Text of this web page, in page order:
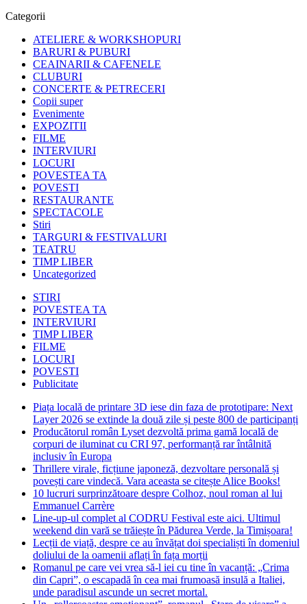
Categorii
ATELIERE & WORKSHOPURI
BARURI & PUBURI
CEAINARII & CAFENELE
CLUBURI
CONCERTE & PETRECERI
Copii super
Evenimente
EXPOZITII
FILME
INTERVIURI
LOCURI
POVESTEA TA
POVESTI
RESTAURANTE
SPECTACOLE
Stiri
TARGURI & FESTIVALURI
TEATRU
TIMP LIBER
Uncategorized
STIRI
POVESTEA TA
INTERVIURI
TIMP LIBER
FILME
LOCURI
POVESTI
Publicitate
Piața locală de printare 3D iese din faza de prototipare: Next
Layer 2026 se extinde la două zile și peste 800 de participanți
Producătorul român Lyset dezvoltă prima gamă locală de
corpuri de iluminat cu CRI 97, performanță rar întâlnită
inclusiv în Europa
Thrillere virale, ficțiune japoneză, dezvoltare personală și
povești care vindecă. Vara aceasta se citește Alice Books!
10 lucruri surprinzătoare despre Colhoz, noul roman al lui
Emmanuel Carrère
Line-up-ul complet al CODRU Festival este aici. Ultimul
weekend din vară se trăiește în Pădurea Verde, la Timișoara!
Lecții de viață, despre ce au învățat doi specialiști în domeniul
doliului de la oamenii aflați în fața morții
Romanul pe care vei vrea să-l iei cu tine în vacanță: „Crima
din Capri”, o escapadă în cea mai frumoasă insulă a Italiei,
unde paradisul ascunde un secret mortal.